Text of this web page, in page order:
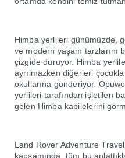
Himba yerlileri günümüzde,
ve modern yaşam tarzlarını
çizgide duruyor. Himba
ayrılmazken diğerleri
okullarına gönderiyor.
yerlileri tarafından işletilen
gelen Himba kabilelerini
Land Rover Adventure
kapsamında, tüm bu